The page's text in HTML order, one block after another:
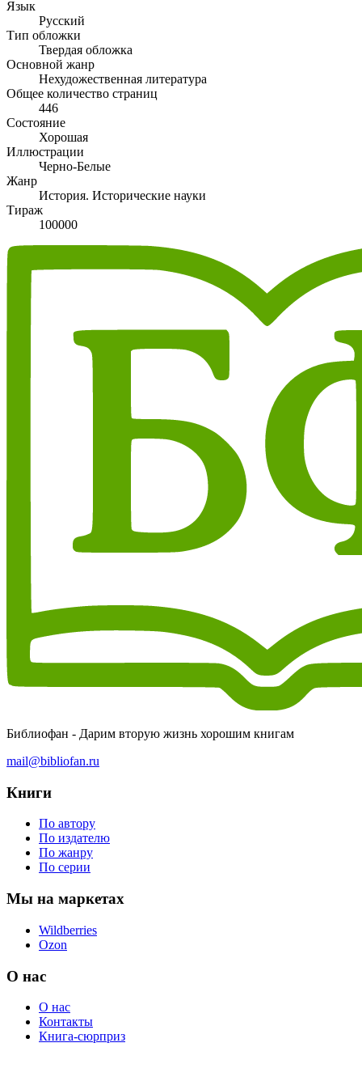
Язык
Русский
Тип обложки
Твердая обложка
Основной жанр
Нехудожественная литература
Общее количество страниц
446
Состояние
Хорошая
Иллюстрации
Черно-Белые
Жанр
История. Исторические науки
Тираж
100000
Библиофан - Дарим вторую жизнь хорошим книгам
mail@bibliofan.ru
Книги
По автору
По издателю
По жанру
По серии
Мы на маркетах
Wildberries
Ozon
О нас
О нас
Контакты
Книга-сюрприз